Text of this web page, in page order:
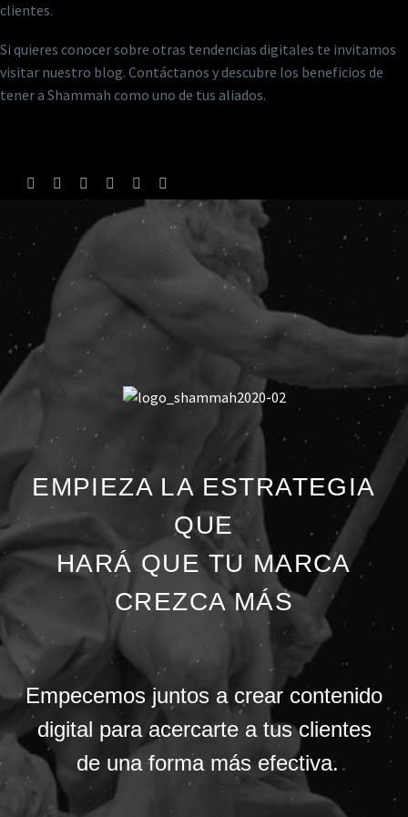
clientes.
Si quieres conocer sobre otras tendencias digitales te invitamos
visitar nuestro blog. Contáctanos y descubre los beneficios de
tener a Shammah como uno de tus aliados.
EMPIEZA LA ESTRATEGIA
QUE
HARÁ QUE TU MARCA
CREZCA MÁS
Empecemos juntos a crear contenido
digital para acercarte a tus clientes
de una forma más efectiva.